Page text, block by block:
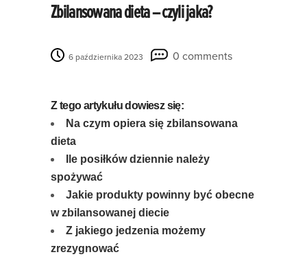
Zbilansowana dieta – czyli jaka?
6 października 2023 0 comments
Z tego artykułu dowiesz się:
Na czym opiera się zbilansowana
dieta
Ile posiłków dziennie należy
spożywać
Jakie produkty powinny być obecne
w zbilansowanej diecie
Z jakiego jedzenia możemy
zrezygnować